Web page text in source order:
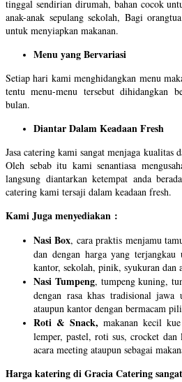
tinggal sendirian dirumah, bahan cocok
anak-anak sepulang sekolah, Bagi
untuk menyiapkan makanan.
Menu yang Bervariasi
Setiap hari kami menghidangkan menu
tentu menu-menu tersebut dihidangkan
bulan.
Diantar Dalam Keadaan Fresh
Jasa catering kami sangat menjaga kualitas
Oleh sebab itu kami senantiasa
langsung diantarkan ketempat anda
catering kami tersaji dalam keadaan fresh.
Kami Juga menyediakan :
Nasi Box, cara praktis menjamu
dan dengan harga yang terjangkau
kantor, sekolah, pinik, syukuran dan
Nasi Tumpeng, tumpeng kuning,
dengan rasa khas tradisional jawa
ataupun kantor dengan bermacam
Roti & Snack, makanan kecil
lemper, pastel, roti sus, crocket
acara meeting ataupun sebagai
Harga katering di Gracia Catering